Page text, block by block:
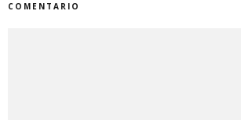
COMENTARIO